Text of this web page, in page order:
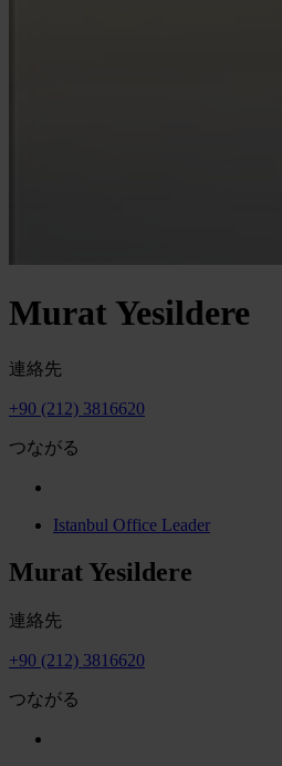
Murat Yesildere
連絡先
+90 (212) 3816620
つながる
Istanbul Office Leader
Murat Yesildere
連絡先
+90 (212) 3816620
つながる